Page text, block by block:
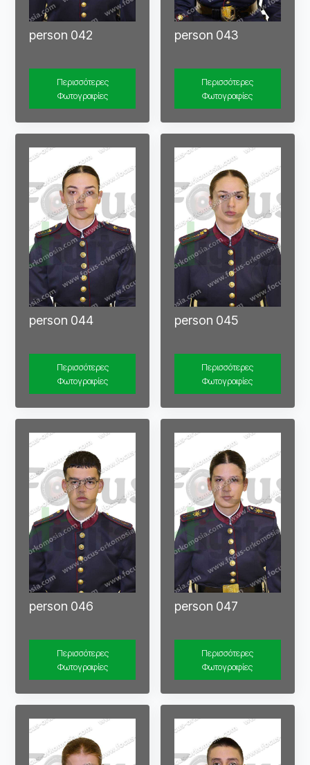
person 042
Περισσότερες
Φωτογραφίες
person 043
Περισσότερες
Φωτογραφίες
person 044
Περισσότερες
Φωτογραφίες
person 045
Περισσότερες
Φωτογραφίες
person 046
Περισσότερες
Φωτογραφίες
person 047
Περισσότερες
Φωτογραφίες